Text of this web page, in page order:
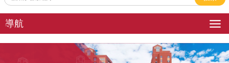
導航